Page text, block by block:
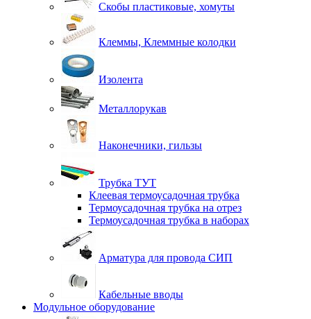
Скобы пластиковые, хомуты
Клеммы, Клеммные колодки
Изолента
Металлорукав
Наконечники, гильзы
Трубка ТУТ
Клеевая термоусадочная трубка
Термоусадочная трубка на отрез
Термоусадочная трубка в наборах
Арматура для провода СИП
Кабельные вводы
Модульное оборудование